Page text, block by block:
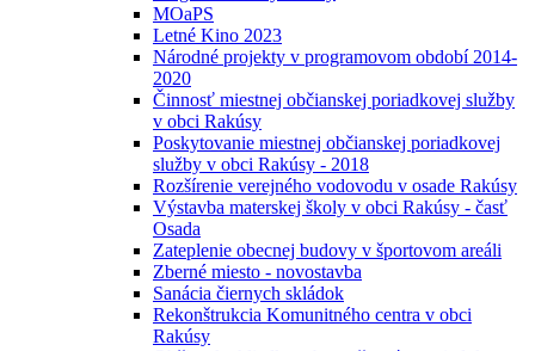
MOaPS
Letné Kino 2023
Národné projekty v programovom období 2014-
2020
Činnosť miestnej občianskej poriadkovej služby
v obci Rakúsy
Poskytovanie miestnej občianskej poriadkovej
služby v obci Rakúsy - 2018
Rozšírenie verejného vodovodu v osade Rakúsy
Výstavba materskej školy v obci Rakúsy - časť
Osada
Zateplenie obecnej budovy v športovom areáli
Zberné miesto - novostavba
Sanácia čiernych skládok
Rekonštrukcia Komunitného centra v obci
Rakúsy